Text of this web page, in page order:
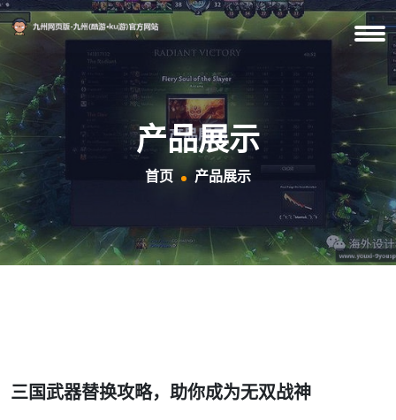
产品展示
首页 产品展示
三国武器替换攻略，助你成为无双战神